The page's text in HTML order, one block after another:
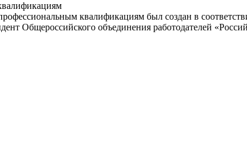
квалификациям был создан в
Общероссийского объединения работодателей